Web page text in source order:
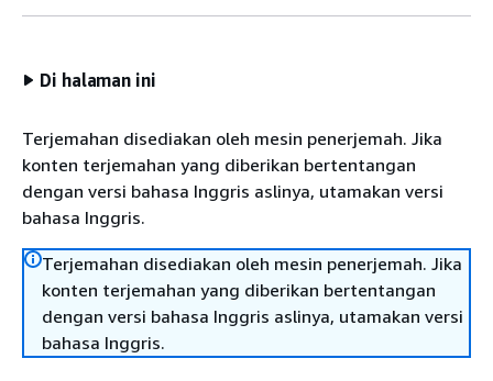
Di halaman ini
Terjemahan disediakan oleh mesin penerjemah. Jika
konten terjemahan yang diberikan bertentangan
dengan versi bahasa Inggris aslinya, utamakan versi
bahasa Inggris.
Terjemahan disediakan oleh mesin penerjemah. Jika
konten terjemahan yang diberikan bertentangan
dengan versi bahasa Inggris aslinya, utamakan versi
bahasa Inggris.